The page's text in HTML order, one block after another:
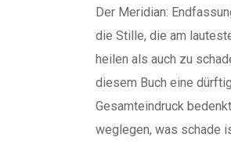
Der Meridian:
die Stille, die am
heilen als auch zu
diesem Buch eine
Gesamteindruck
weglegen, was schade